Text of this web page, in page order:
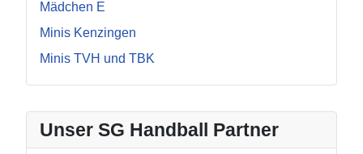
Unser SG Handball Partner
Mädchen E
Minis Kenzingen
Minis TVH und TBK